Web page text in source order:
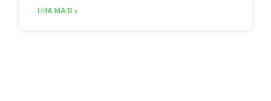
sublinhou que os dados agora divulgados
LEIA MAIS »